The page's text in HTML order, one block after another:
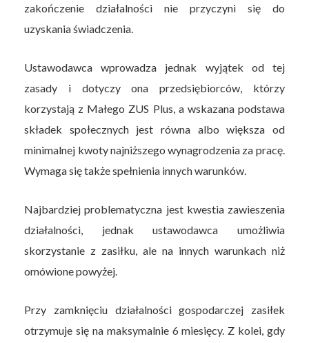
zakończenie działalności nie przyczyni się do
uzyskania świadczenia.
Ustawodawca wprowadza jednak wyjątek od tej
zasady i dotyczy ona przedsiębiorców, którzy
korzystają z Małego ZUS Plus, a wskazana podstawa
składek społecznych jest równa albo większa od
minimalnej kwoty najniższego wynagrodzenia za pracę.
Wymaga się także spełnienia innych warunków.
Najbardziej problematyczna jest kwestia zawieszenia
działalności, jednak ustawodawca umożliwia
skorzystanie z zasiłku, ale na innych warunkach niż
omówione powyżej.
Przy zamknięciu działalności gospodarczej zasiłek
otrzymuje się na maksymalnie 6 miesięcy. Z kolei, gdy